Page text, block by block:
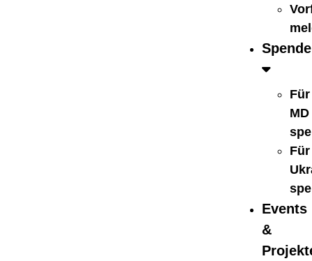
Für
MD
Für
Events
&